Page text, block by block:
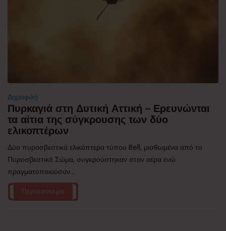
Δημοφιλή
Πυρκαγιά στη Δυτική Αττική – Ερευνώνται
τα αίτια της σύγκρουσης των δύο
ελικοπτέρων
Δύο πυροσβεστικά ελικόπτερα τύπου Bell, μισθωμένα από το
Πυροσβεστικό Σώμα, συγκρούστηκαν στον αέρα ενώ
πραγματοποιούσαν...
Περισσότερα